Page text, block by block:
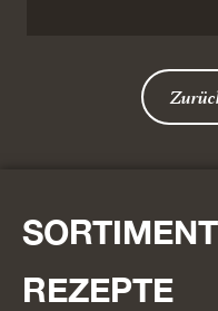
SORTIMENT
REZEPTE